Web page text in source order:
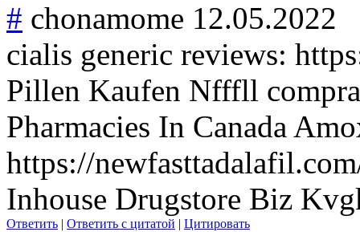
# chonamome 12.05.2022
cialis generic reviews:
Pillen Kaufen Nfffll
Pharmacies In Canada
https://
Inhouse Drugstore Biz
Ответить | Ответить с цитатой | Цитировать